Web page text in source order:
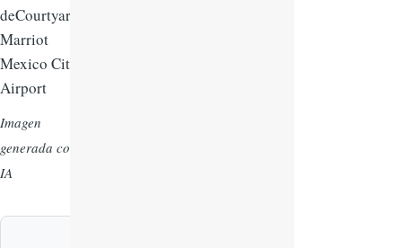
Imagen
generada con
IA